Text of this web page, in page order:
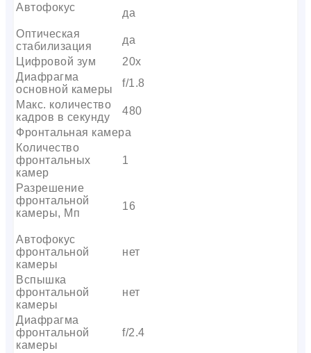
Автофокус
да
Оптическая
стабилизация
да
Цифровой зум
20x
Диафрагма
основной камеры
f/1.8
Макс. количество
кадров в секунду
480
Фронтальная камера
Количество
фронтальных
камер
1
Разрешение
фронтальной
камеры, Мп
16
Автофокус
фронтальной
камеры
нет
Вспышка
фронтальной
камеры
нет
Диафрагма
фронтальной
камеры
f/2.4